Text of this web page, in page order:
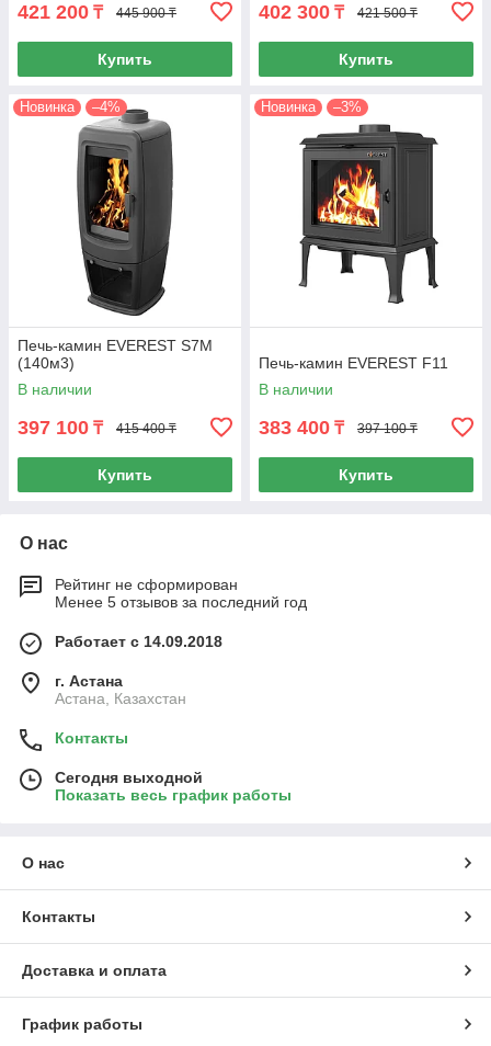
421 200 ₸ 445 900 ₸
Купить
402 300 ₸ 421 500 ₸
Купить
Новинка –4%
Печь-камин EVEREST S7М
(140м3)
В наличии
397 100 ₸ 415 400 ₸
Купить
Новинка –3%
Печь-камин EVEREST F11
В наличии
383 400 ₸ 397 100 ₸
Купить
О нас
Рейтинг не сформирован
Менее 5 отзывов за последний год
Работает с 14.09.2018
г. Астана
Астана, Казахстан
Контакты
Сегодня выходной
Показать весь график работы
О нас
Контакты
Доставка и оплата
График работы